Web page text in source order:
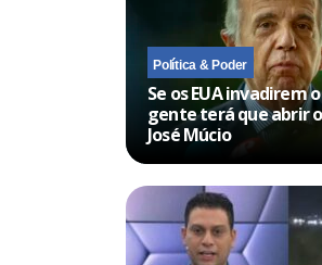
Política & Poder
Se os EUA invadirem
gente terá que abrir
José Múcio